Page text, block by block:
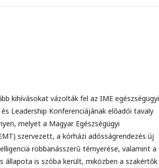
kihívásokat vázolták fel az IME egészségügyi
Leadership Konferenciájának előadói tavaly
melyet a Magyar Egészségügyi
szervezett, a kórházi adósságrendezés új
robbanásszerű térnyerése, valamint a
állapota is szóba került, miközben a szakértők